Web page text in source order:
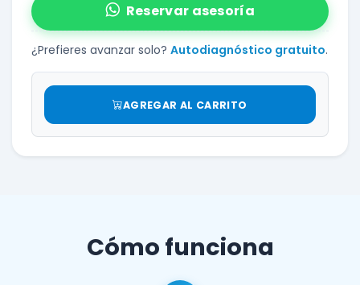
Reservar asesoría
¿Prefieres avanzar solo? Autodiagnóstico gratuito.
AGREGAR AL CARRITO
Cómo funciona